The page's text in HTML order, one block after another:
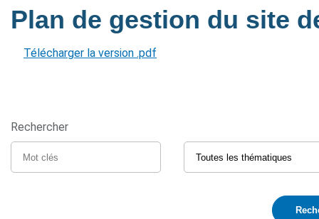
Plan de gestion du site
Télécharger la version .pdf
Rechercher